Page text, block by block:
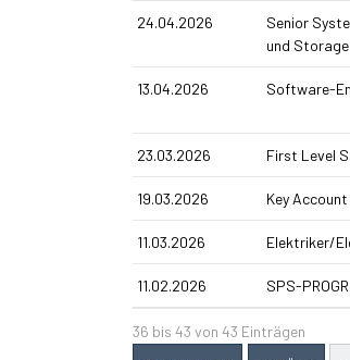
24.04.2026
Senior
und
13.04.2026 Software-
23.03.2026 First Level
19.03.2026 Key
11.03.2026 Elektriker/
11.02.2026 SPS-
36 bis 43 von 43 Einträgen